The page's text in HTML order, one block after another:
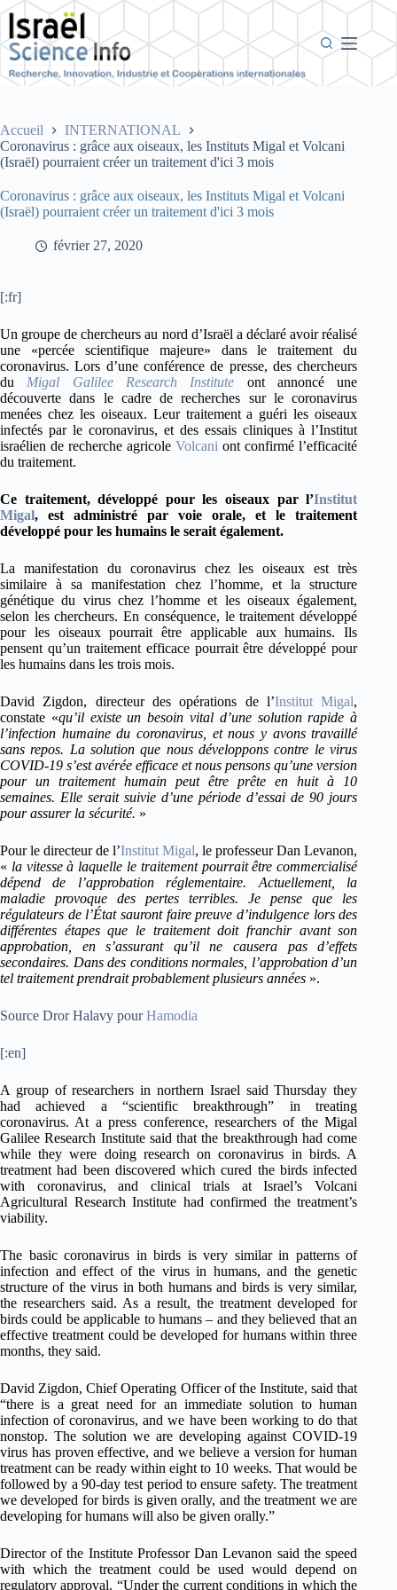
Passer
contenu
Accueil
INTERNATIONAL
Coronavirus : grâce aux oiseaux, les Instituts Migal et Volcani
(Israël) pourraient créer un traitement d'ici 3 mois
Coronavirus : grâce aux oiseaux, les Instituts Migal et Volcani
(Israël) pourraient créer un traitement d'ici 3 mois
février 27, 2020
[:fr]
Un groupe de chercheurs au nord d’Israël a déclaré avoir réalisé
une «percée scientifique majeure» dans le traitement du
coronavirus. Lors d’une conférence de presse, des chercheurs
du Migal Galilee Research Institute ont annoncé une
découverte dans le cadre de recherches sur le coronavirus
menées chez les oiseaux. Leur traitement a guéri les oiseaux
infectés par le coronavirus, et des essais cliniques à l’Institut
israélien de recherche agricoleVolcaniont confirmé l’efficacité
du traitement.
Ce traitement, développé pour les oiseaux par l’Institut
Migal, est administré par voie orale, et le traitement
développé pour les humains le serait également.
La manifestation du coronavirus chez les oiseaux est très
similaire à sa manifestation chez l’homme, et la structure
génétique du virus chez l’homme et les oiseaux également,
selon les chercheurs. En conséquence, le traitement développé
pour les oiseaux pourrait être applicable aux humains. Ils
pensent qu’un traitement efficace pourrait être développé pour
les humains dans les trois mois.
David Zigdon, directeur des opérations de l’Institut Migal,
constate «qu’il existe un besoin vital d’une solution rapide à
l’infection humaine du coronavirus, et nous y avons travaillé
sans repos. La solution que nous développons contre le virus
COVID-19 s’est avérée efficace et nous pensons qu’une version
pour un traitement humain peut être prête en huit à 10
semaines. Elle serait suivie d’une période d’essai de 90 jours
pour assurer la sécurité. »
Pour le directeur de l’Institut Migal, le professeur Dan Levanon,
« la vitesse à laquelle le traitement pourrait être commercialisé
dépend de l’approbation réglementaire. Actuellement, la
maladie provoque des pertes terribles. Je pense que les
régulateurs de l’État sauront faire preuve d’indulgence lors des
différentes étapes que le traitement doit franchir avant son
approbation, en s’assurant qu’il ne causera pas d’effets
secondaires. Dans des conditions normales, l’approbation d’un
tel traitement prendrait probablement plusieurs années ».
Source Dror Halavy pourHamodia
[:en]
A group of researchers in northern Israel said Thursday they
had achieved a “scientific breakthrough” in treating
coronavirus. At a press conference, researchers of the Migal
Galilee Research Institute said that the breakthrough had come
while they were doing research on coronavirus in birds. A
treatment had been discovered which cured the birds infected
with coronavirus, and clinical trials at Israel’s Volcani
Agricultural Research Institute had confirmed the treatment’s
viability.
The basic coronavirus in birds is very similar in patterns of
infection and effect of the virus in humans, and the genetic
structure of the virus in both humans and birds is very similar,
the researchers said. As a result, the treatment developed for
birds could be applicable to humans – and they believed that an
effective treatment could be developed for humans within three
months, they said.
David Zigdon, Chief Operating Officer of the Institute, said that
“there is a great need for an immediate solution to human
infection of coronavirus, and we have been working to do that
nonstop. The solution we are developing against COVID-19
virus has proven effective, and we believe a version for human
treatment can be ready within eight to 10 weeks. That would be
followed by a 90-day test period to ensure safety. The treatment
we developed for birds is given orally, and the treatment we are
developing for humans will also be given orally.”
Director of the Institute Professor Dan Levanon said the speed
with which the treatment could be used would depend on
regulatory approval. “Under the current conditions in which the